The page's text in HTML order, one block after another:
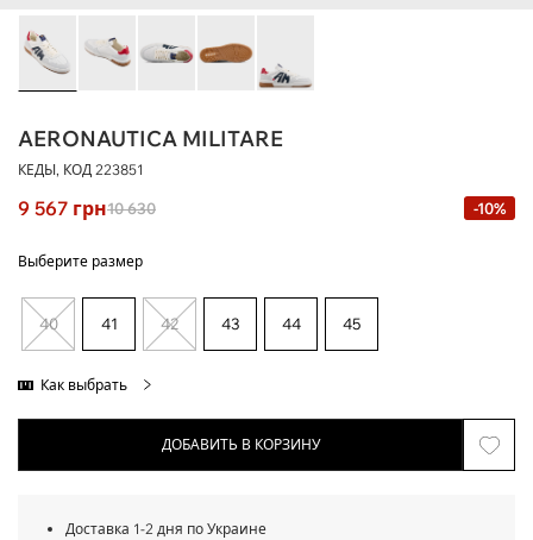
AERONAUTICA MILITARE
КЕДЫ, КОД 223851
9 567 грн10 630 -10%
Выберите размер
40 41 42 43 44 45
Как выбрать
ДОБАВИТЬ В КОРЗИНУ
Доставка 1-2 дня по Украине